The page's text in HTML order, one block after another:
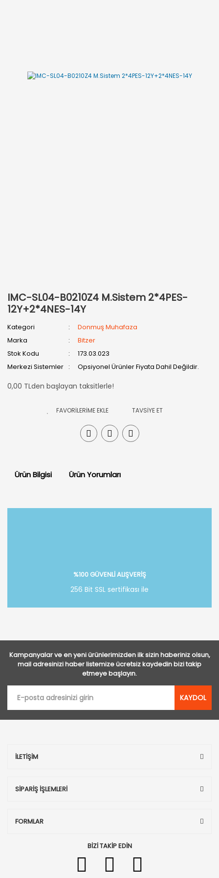
IMC-SL04-B0210Z4 M.Sistem 2*4PES-
12Y+2*4NES-14Y
Kategori
Donmuş Muhafaza
Marka
Bitzer
Stok Kodu
173.03.023
Merkezi Sistemler
Opsiyonel Ürünler Fiyata Dahil Değildir.
0,00 TLden başlayan taksitlerle!
TAVSİYE ET
Ürün Bilgisi Ürün Yorumları
%100 GÜVENLİ ALIŞVERİŞ
256 Bit SSL sertifikası ile
Kampanyalar ve en yeni ürünlerimizden ilk sizin haberiniz olsun,
mail adresinizi haber listemize ücretsiz kaydedin bizi takip
etmeye başlayın.
KAYDOL
İLETİŞİM
SİPARİŞ İŞLEMLERİ
FORMLAR
BİZİ TAKİP EDİN